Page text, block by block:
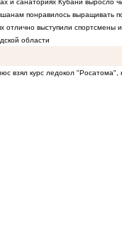
и санаториях Кубани выросло
понравилось выращивать
отлично выступили спортсмены
области
взял курс ледокол